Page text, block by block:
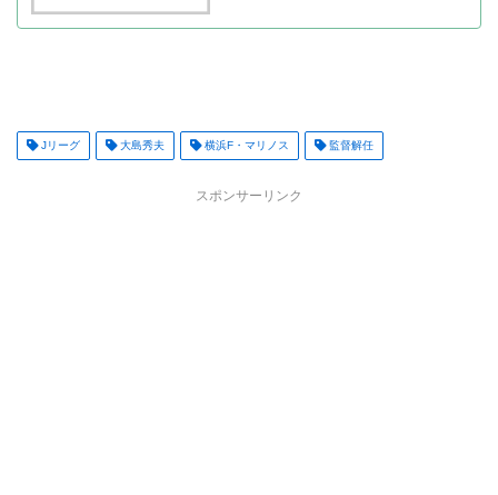
Jリーグ 大島秀夫 横浜F・マリノス 監督解任
スポンサーリンク